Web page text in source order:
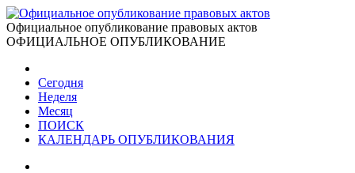
Официальное опубликование правовых актов
ОФИЦИАЛЬНОЕ ОПУБЛИКОВАНИЕ
Сегодня
Неделя
Месяц
ПОИСК
КАЛЕНДАРЬ ОПУБЛИКОВАНИЯ